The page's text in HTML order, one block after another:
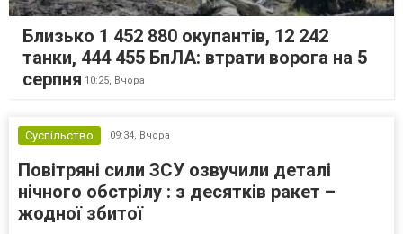
Близько 1 452 880 окупантів, 12 242
танки, 444 455 БпЛА: втрати ворога на 5
серпня 10:25, Вчора
Суспільство 09:34, Вчора
Повітряні сили ЗСУ озвучили деталі
нічного обстрілу : з десятків ракет –
жодної збитої